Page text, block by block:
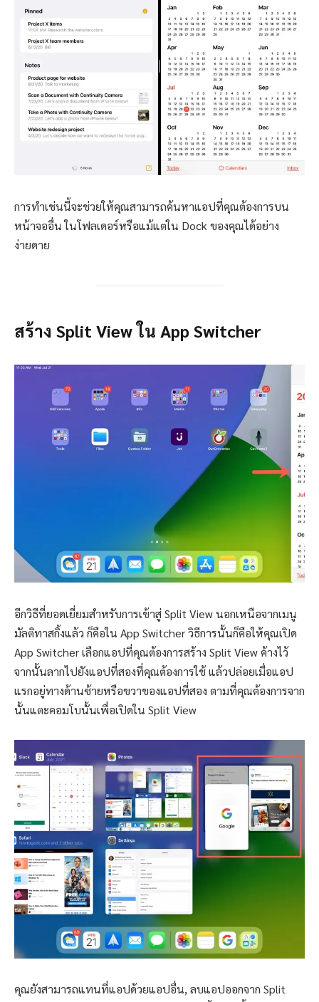
การทำเช่นนี้จะช่วยให้คุณสามารถค้นหาแอปที่คุณต้องการบน
หน้าจออื่น ในโฟลเดอร์หรือแม้แต่ใน Dock ของคุณได้อย่าง
ง่ายดาย
สร้าง Split View ใน App Switcher
อีกวิธีที่ยอดเยี่ยมสำหรับการเข้าสู่ Split View นอกเหนือจากเมนู
มัลติทาสกิ้งแล้ว ก็คือใน App Switcher วิธีการนั้นก็คือให้คุณเปิด
App Switcher เลือกแอปที่คุณต้องการสร้าง Split View ค้างไว้
จากนั้นลากไปยังแอปที่สองที่คุณต้องการใช้ แล้วปล่อยเมื่อแอป
แรกอยู่ทางด้านซ้ายหรือขวาของแอปที่สอง ตามที่คุณต้องการจาก
นั้นแตะคอมโบนั้นเพื่อเปิดใน Split View
คุณยังสามารถแทนที่แอปด้วยแอปอื่น, ลบแอปออกจาก Split